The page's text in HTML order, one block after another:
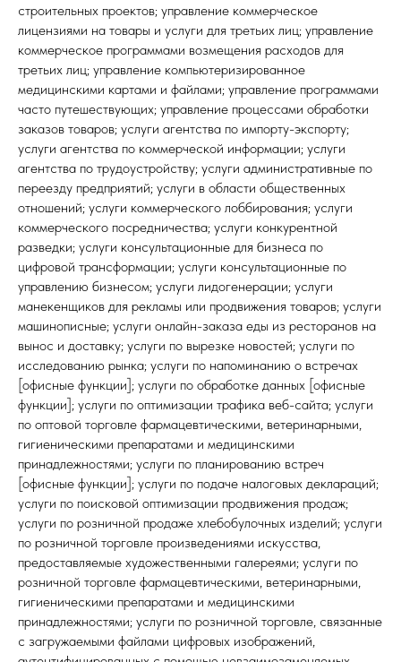
строительных проектов; управление коммерческое
лицензиями на товары и услуги для третьих лиц; управление
коммерческое программами возмещения расходов для
третьих лиц; управление компьютеризированное
медицинскими картами и файлами; управление программами
часто путешествующих; управление процессами обработки
заказов товаров; услуги агентства по импорту-экспорту;
услуги агентства по коммерческой информации; услуги
агентства по трудоустройству; услуги административные по
переезду предприятий; услуги в области общественных
отношений; услуги коммерческого лоббирования; услуги
коммерческого посредничества; услуги конкурентной
разведки; услуги консультационные для бизнеса по
цифровой трансформации; услуги консультационные по
управлению бизнесом; услуги лидогенерации; услуги
манекенщиков для рекламы или продвижения товаров; услуги
машинописные; услуги онлайн-заказа еды из ресторанов на
вынос и доставку; услуги по вырезке новостей; услуги по
исследованию рынка; услуги по напоминанию о встречах
[офисные функции]; услуги по обработке данных [офисные
функции]; услуги по оптимизации трафика веб-сайта; услуги
по оптовой торговле фармацевтическими, ветеринарными,
гигиеническими препаратами и медицинскими
принадлежностями; услуги по планированию встреч
[офисные функции]; услуги по подаче налоговых деклараций;
услуги по поисковой оптимизации продвижения продаж;
услуги по розничной продаже хлебобулочных изделий; услуги
по розничной торговле произведениями искусства,
предоставляемые художественными галереями; услуги по
розничной торговле фармацевтическими, ветеринарными,
гигиеническими препаратами и медицинскими
принадлежностями; услуги по розничной торговле, связанные
с загружаемыми файлами цифровых изображений,